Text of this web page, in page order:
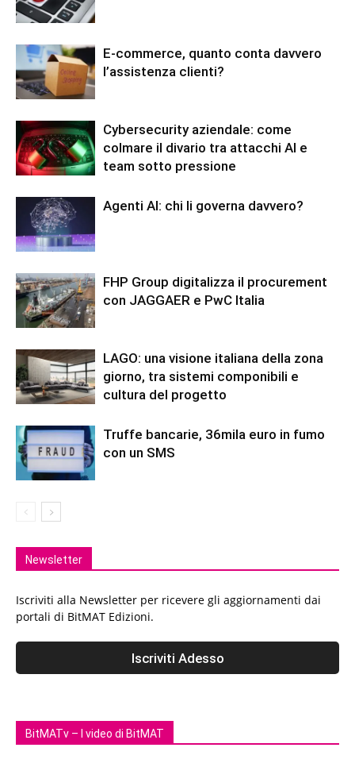
E-commerce, quanto conta davvero
l’assistenza clienti?
Cybersecurity aziendale: come
colmare il divario tra attacchi AI e
team sotto pressione
Agenti AI: chi li governa davvero?
FHP Group digitalizza il procurement
con JAGGAER e PwC Italia
LAGO: una visione italiana della zona
giorno, tra sistemi componibili e
cultura del progetto
Truffe bancarie, 36mila euro in fumo
con un SMS
Newsletter
Iscriviti alla Newsletter per ricevere gli aggiornamenti dai
portali di BitMAT Edizioni.
BitMATv – I video di BitMAT